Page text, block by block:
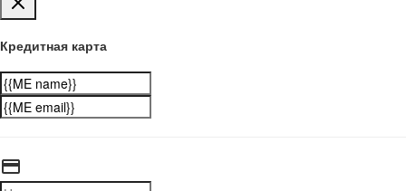
Кредитная карта